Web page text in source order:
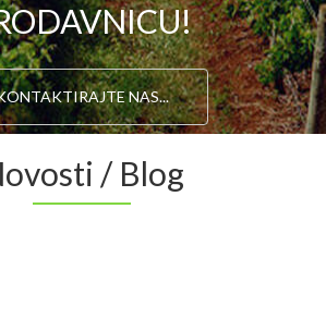
NAS...
/ Blog